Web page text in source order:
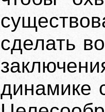
сделать
динамике